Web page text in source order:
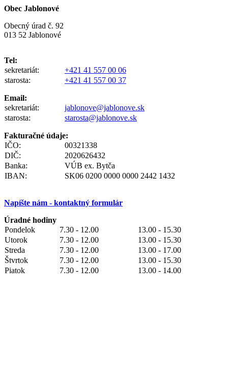
Obec Jablonové
Obecný úrad č. 92
013 52 Jablonové
Tel:
sekretariát:
+421 41 557 00 06
starosta:
+421 41 557 00 37
Email:
sekretariát:
jablonove@jablonove.sk
starosta:
starosta@jablonove.sk
Fakturačné údaje:
IČO:
00321338
DIČ:
2020626432
Banka:
VÚB ex. Bytča
IBAN:
SK06 0200 0000 0000 2442 1432
Napíšte nám - kontaktný formulár
Úradné hodiny
Pondelok
7.30 - 12.00
13.00 - 15.30
Utorok
7.30 - 12.00
13.00 - 15.30
Streda
7.30 - 12.00
13.00 - 17.00
Štvrtok
7.30 - 12.00
13.00 - 15.30
Piatok
7.30 - 12.00 13.00 - 14.00